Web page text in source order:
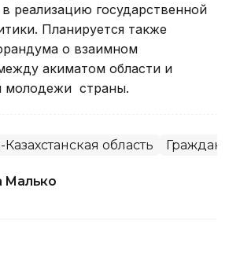
реализацию государственной
Планируется также
о взаимном
акиматом области и
молодежи страны.
область
Малько